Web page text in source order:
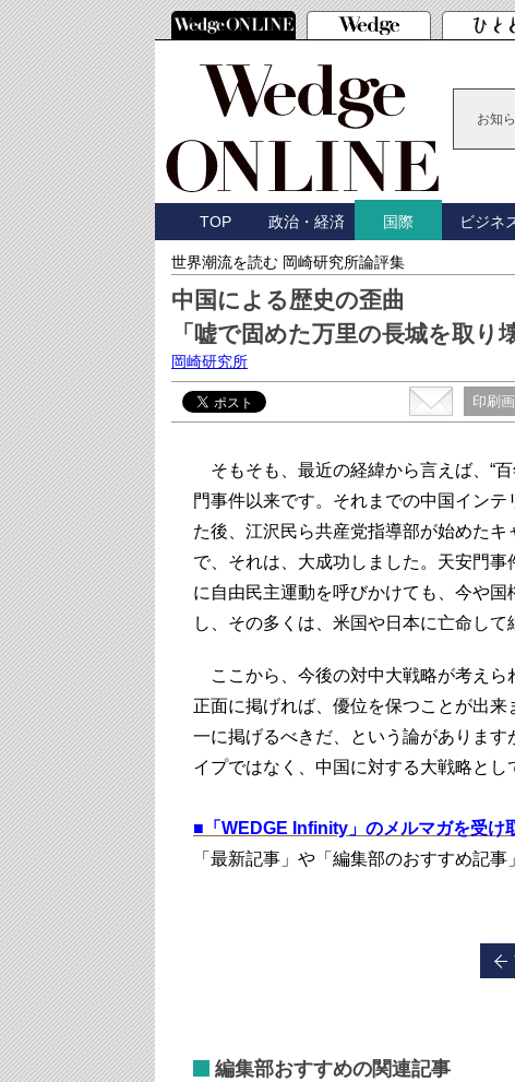
お知
TOP 政治・経済 国際 ビジネ
世界潮流を読む 岡崎研究所論評集
中国による歴史の歪曲
「嘘で固めた万里の長城を取り
岡崎研究所
印刷
そもそも、最近の経緯から言えば、“
門事件以来です。それまでの中国イン
た後、江沢民ら共産党指導部が始めたキ
で、それは、大成功しました。天安門
に自由民主運動を呼びかけても、今や
し、その多くは、米国や日本に亡命し
ここから、今後の対中大戦略が考えら
正面に掲げれば、優位を保つことが出
一に掲げるべきだ、という論がありま
イプではなく、中国に対する大戦略とし
■ 「WEDGE Infinity」のメルマガを受け
「最新記事」や「編集部のおすすめ記
編集部おすすめの関連記事